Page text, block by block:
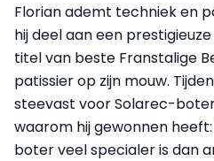
Florian ademt techniek en
hij deel aan een
titel van beste Franstalige
patissier op zijn mouw.
steevast voor Solarec-
waarom hij gewonnen
boter veel specialer is dan